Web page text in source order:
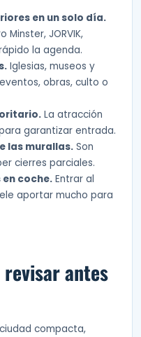
en un solo día.
Minster, JORVIK,
la agenda.
Iglesias, museos y
obras, culto o
La atracción
garantizar entrada.
las murallas. Son
cierres parciales.
en coche. Entrar al
aportar mucho para
antes
compacta,